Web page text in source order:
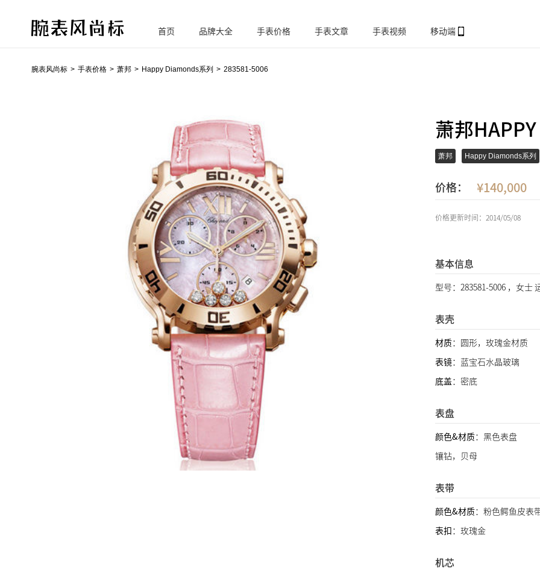
腕
首页 品牌大全 手表价格 手表文章 手表视频 移动端
腕表风尚标 手表价格 萧邦 Happy Diamonds系列 283581-5006
萧邦
萧邦 Happy Diamonds系列
价格： 140,000
价格更新时间：2014/05/08
基本信息
型号：283581-5006 ，女士
表壳
材质：圆形，玫瑰金材质
表镜：蓝宝石水晶玻璃
底盖：密底
表盘
颜色&材质：黑色表盘
镶钻，贝母
表带
颜色&材质：粉色鳄鱼皮表
表扣：玫瑰金
机芯